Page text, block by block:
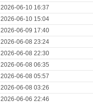
2026-06-10 16:37
2026-06-10 15:04
2026-06-09 17:40
2026-06-08 23:24
2026-06-08 22:30
2026-06-08 06:35
2026-06-08 05:57
2026-06-08 03:26
2026-06-06 22:46